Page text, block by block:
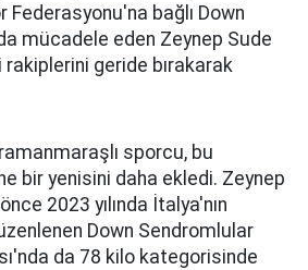
Federasyonu'na bağlı Down
mücadele eden Zeynep Sude
rakiplerini geride bırakarak
sporcu, bu
bir yenisini daha ekledi. Zeynep
2023 yılında İtalya'nın
Down Sendromlular
da 78 kilo kategorisinde